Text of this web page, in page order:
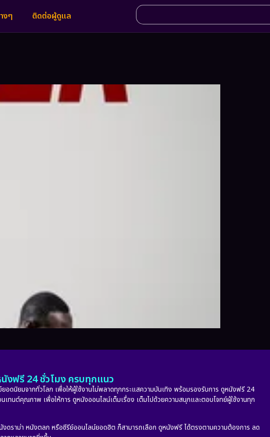
งๆ ติดต่อผู้ดูแล
งฟรี 24 ชั่วโมง ครบทุกแนว
นิยมจากทั่วโลก เพื่อให้ผู้ใช้งานไม่พลาดทุกกระแสความบันเทิง พร้อมรองรับการ ดูหนังฟรี 24
เทนต์คุณภาพ เพื่อให้การ ดูหนังออนไลน์เต็มเรื่อง เต็มไปด้วยความสนุกและตอบโจทย์ผู้ใช้งานทุก
ดราม่า หนังตลก หรือซีรีย์ออนไลน์ยอดฮิต ก็สามารถเลือก ดูหนังฟรี ได้ตรงตามความต้องการ ลด